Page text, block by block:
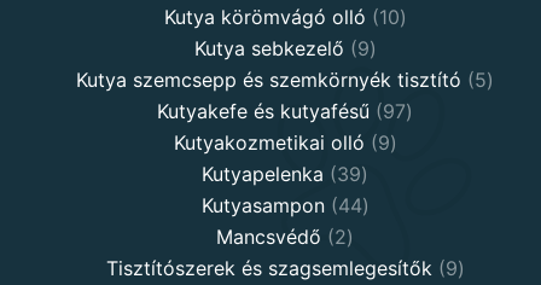
products
Kutya körömvágó olló 1010
Kutya sebkezelő 99
products
Kutya szemcsepp és szemkörnyék tisztító 55
Kutyakefe és kutyafésű 9797
Kutyakozmetikai olló 99
Kutyapelenka 3939
products
Kutyasampon 4444
Mancsvédő 22
products
Tisztítószerek és szagsemlegesítők 99